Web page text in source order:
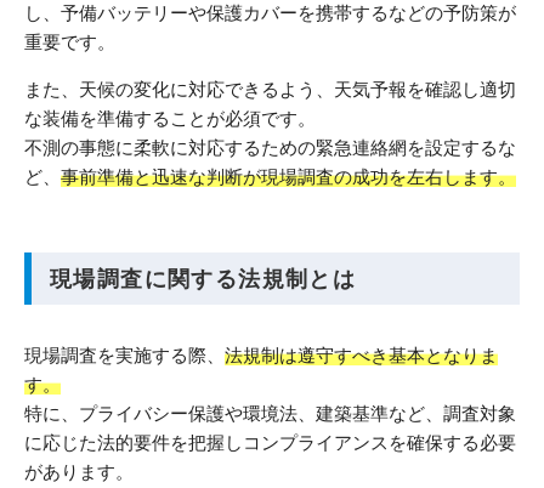
し、予備バッテリーや保護カバーを携帯するなどの予防策が
重要です。
また、天候の変化に対応できるよう、天気予報を確認し適切
な装備を準備することが必須です。
不測の事態に柔軟に対応するための緊急連絡網を設定するな
ど、 事前準備と迅速な判断が現場調査の成功を左右します。
現場調査に関する法規制とは
現場調査を実施する際、 法規制は遵守すべき基本となりま
す。
特に、プライバシー保護や環境法、建築基準など、調査対象
に応じた法的要件を把握しコンプライアンスを確保する必要
があります。